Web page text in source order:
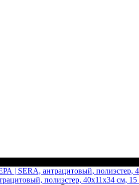
полиэстер, 40х11х34 см, 15